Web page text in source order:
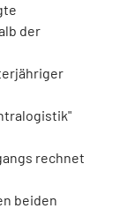
der
rechnet
beiden